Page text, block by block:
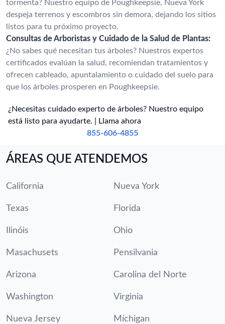
tormenta? Nuestro equipo de Poughkeepsie, Nueva York
despeja terrenos y escombros sin demora, dejando los sitios
listos para tu próximo proyecto.
Consultas de Arboristas y Cuidado de la Salud de Plantas:
¿No sabes qué necesitan tus árboles? Nuestros expertos
certificados evalúan la salud, recomiendan tratamientos y
ofrecen cableado, apuntalamiento o cuidado del suelo para
que los árboles prosperen en Poughkeepsie.
¿Necesitas cuidado experto de árboles? Nuestro equipo
está listo para ayudarte. | Llama ahora
855-606-4855
ÁREAS QUE ATENDEMOS
California Nueva York
Texas Florida
Ilinóis Ohio
Masachusets Pensilvania
Arizona Carolina del Norte
Washington Virginia
Nueva Jersey Míchigan